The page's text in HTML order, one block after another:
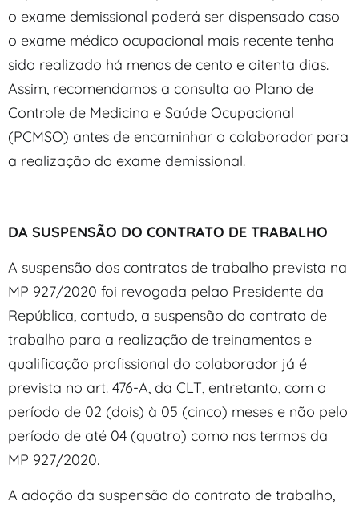
o exame demissional poderá ser dispensado caso
o exame médico ocupacional mais recente tenha
sido realizado há menos de cento e oitenta dias.
Assim, recomendamos a consulta ao Plano de
Controle de Medicina e Saúde Ocupacional
(PCMSO) antes de encaminhar o colaborador para
a realização do exame demissional.
DA SUSPENSÃO DO CONTRATO DE TRABALHO
A suspensão dos contratos de trabalho prevista na
MP 927/2020 foi revogada pelao Presidente da
República, contudo, a suspensão do contrato de
trabalho para a realização de treinamentos e
qualificação profissional do colaborador já é
prevista no art. 476-A, da CLT, entretanto, com o
período de 02 (dois) à 05 (cinco) meses e não pelo
período de até 04 (quatro) como nos termos da
MP 927/2020.
A adoção da suspensão do contrato de trabalho,